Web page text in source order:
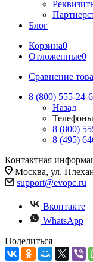
Блог
Корзина0
Отложенные0
Сравнение
8 (800) 555-24-
Назад
Телефоны
8 (800)
8 (495)
Контактная
Москва, ул.
support@evopc.ru
Вконтакте
WhatsApp
Поделиться